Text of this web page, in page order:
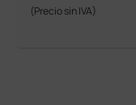
(Precio sin IVA)